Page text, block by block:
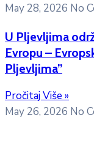
May 28, 2026 No
U Pljevljima
Evropu –
Pljevljima”
Pročitaj Više »
May 26, 2026 No